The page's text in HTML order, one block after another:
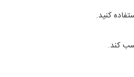
کنید.
کند.